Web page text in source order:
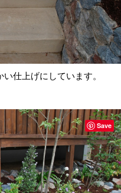
仕上げにしています。
Save